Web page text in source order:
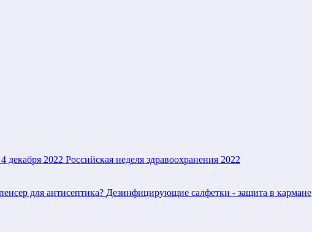
4 декабря 2022 Российская неделя здравоохранения 2022
для антисептика? Дезинфицирующие салфетки - защита в кармане